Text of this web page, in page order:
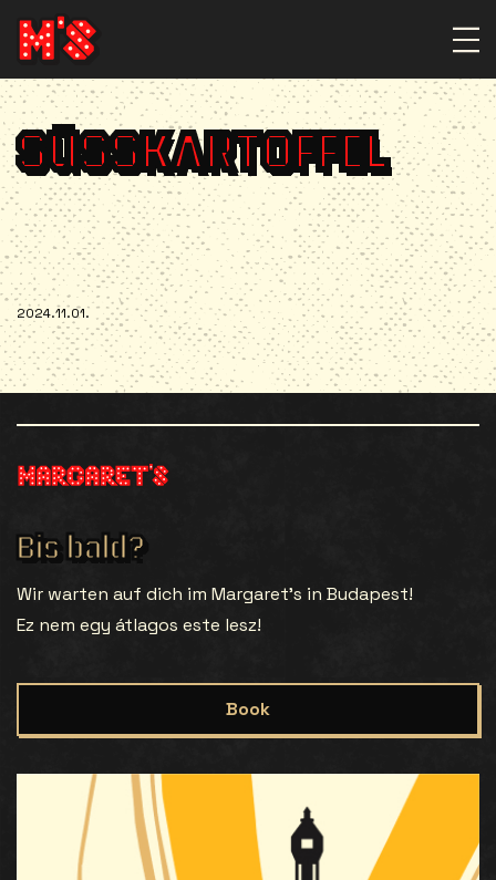
SÜSSKARTOFFEL
2024.11.01.
Bis bald?
Wir warten auf dich im Margaret’s in Budapest!
Ez nem egy átlagos este lesz!
Book